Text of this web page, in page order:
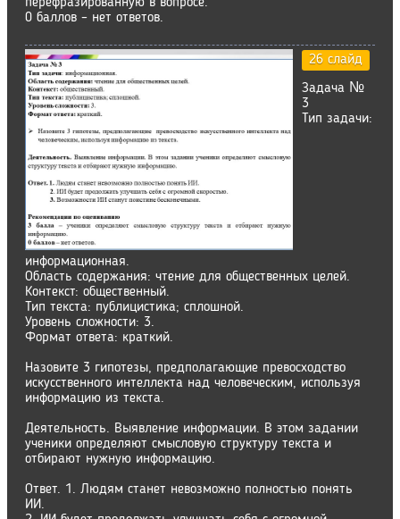
0 баллов – нет ответов.
26 слайд
Задача №
3
Тип задачи:
информационная.
Область содержания: чтение для общественных целей.
Контекст: общественный.
Тип текста: публицистика; сплошной.
Уровень сложности: 3.
Формат ответа: краткий.
Назовите 3 гипотезы, предполагающие превосходство
искусственного интеллекта над человеческим, используя
информацию из текста.
Деятельность. Выявление информации. В этом задании
ученики определяют смысловую структуру текста и
отбирают нужную информацию.
Ответ. 1. Людям станет невозможно полностью понять
ИИ.